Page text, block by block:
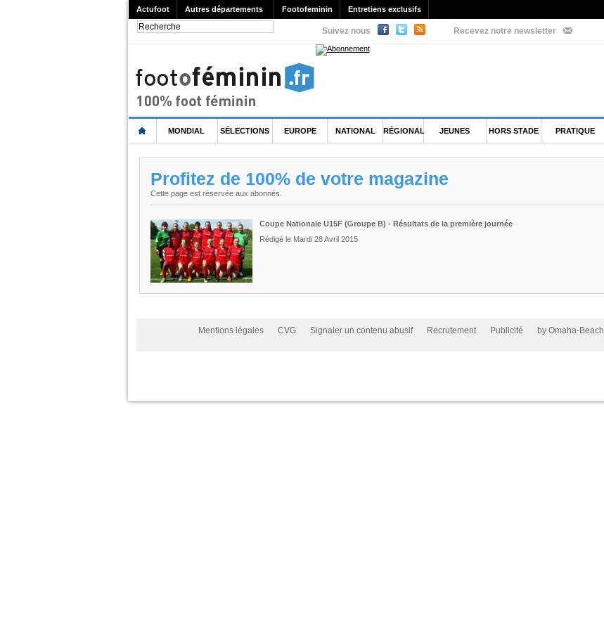
Actufoot Autres départements Footofeminin Entretiens exclusifs
Suivez nous Recevez notre newsletter
MONDIAL SÉLECTIONS EUROPE NATIONAL RÉGIONAL JEUNES HORS STADE PRATIQUE
Profitez de 100% de votre magazine
Cette page est réservée aux abonnés.
Coupe Nationale U15F (Groupe B) - Résultats de la première journée
Rédigé le Mardi 28 Avril 2015
Mentions légales CVG Signaler un contenu abusif Recrutement Publicité by Omaha-Beach